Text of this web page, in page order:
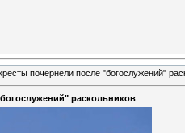
почернели после "богослужений"
раскольников